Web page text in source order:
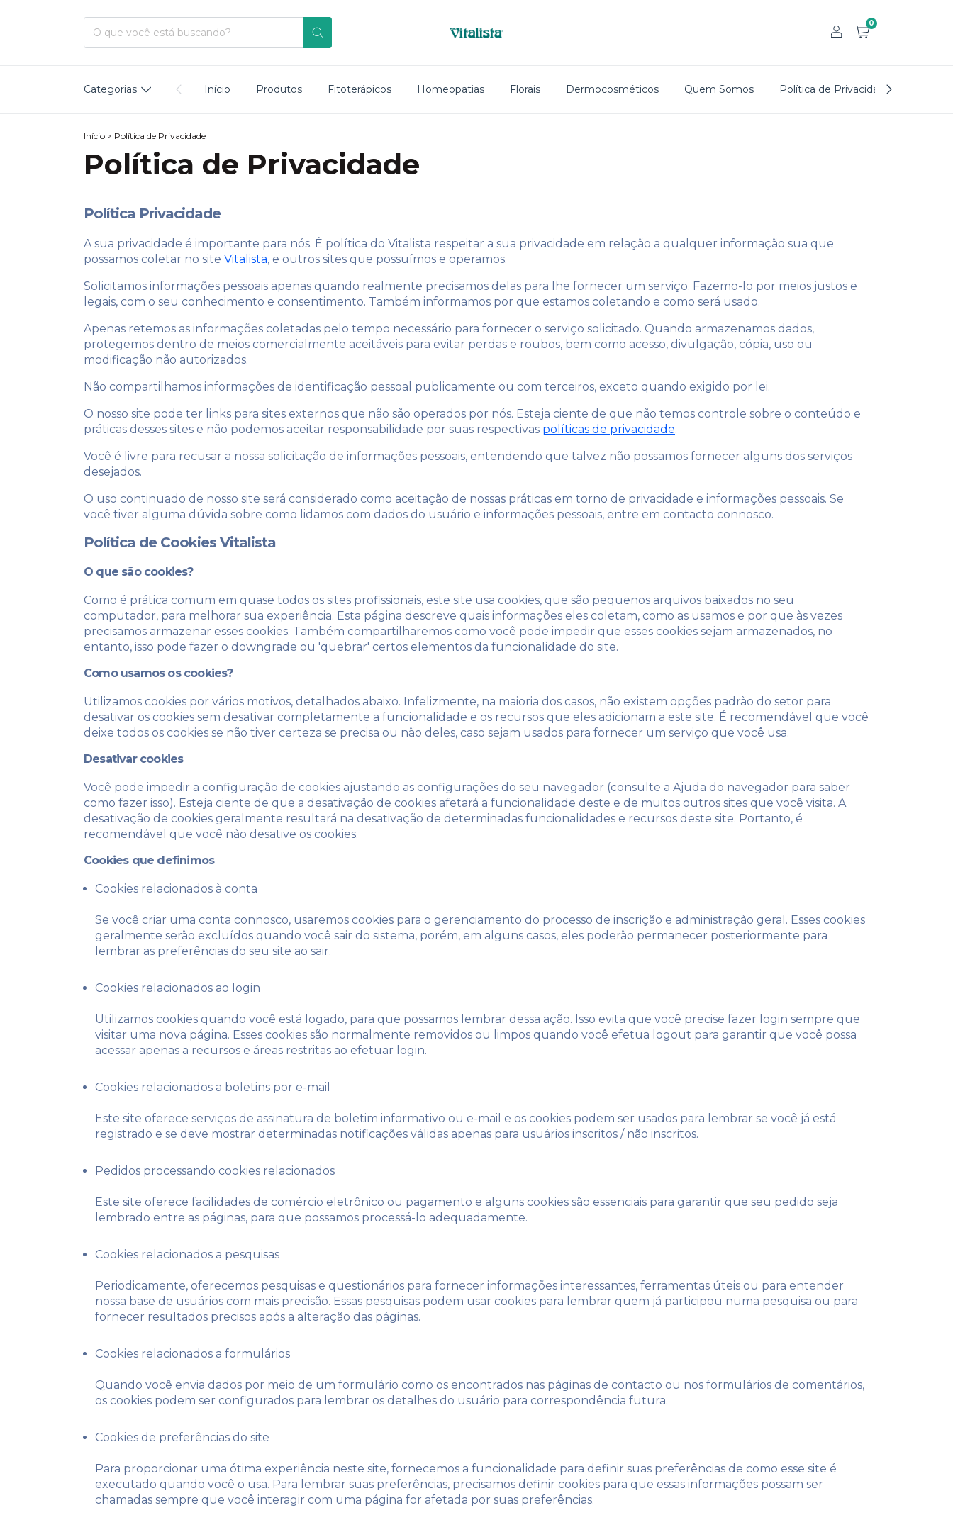
0
Categorias Início Produtos Fitoterápicos Homeopatias Florais Dermocosméticos Quem Somos Política de Privacidade
Início > Política de Privacidade
Política de Privacidade
Política Privacidade
A sua privacidade é importante para nós. É política do Vitalista respeitar a sua privacidade em relação a qualquer informação sua que
possamos coletar no site Vitalista, e outros sites que possuímos e operamos.
Solicitamos informações pessoais apenas quando realmente precisamos delas para lhe fornecer um serviço. Fazemo-lo por meios justos e
legais, com o seu conhecimento e consentimento. Também informamos por que estamos coletando e como será usado.
Apenas retemos as informações coletadas pelo tempo necessário para fornecer o serviço solicitado. Quando armazenamos dados,
protegemos dentro de meios comercialmente aceitáveis ​​para evitar perdas e roubos, bem como acesso, divulgação, cópia, uso ou
modificação não autorizados.
Não compartilhamos informações de identificação pessoal publicamente ou com terceiros, exceto quando exigido por lei.
O nosso site pode ter links para sites externos que não são operados por nós. Esteja ciente de que não temos controle sobre o conteúdo e
práticas desses sites e não podemos aceitar responsabilidade por suas respectivas políticas de privacidade.
Você é livre para recusar a nossa solicitação de informações pessoais, entendendo que talvez não possamos fornecer alguns dos serviços
desejados.
O uso continuado de nosso site será considerado como aceitação de nossas práticas em torno de privacidade e informações pessoais. Se
você tiver alguma dúvida sobre como lidamos com dados do usuário e informações pessoais, entre em contacto connosco.
Política de Cookies Vitalista
O que são cookies?
Como é prática comum em quase todos os sites profissionais, este site usa cookies, que são pequenos arquivos baixados no seu
computador, para melhorar sua experiência. Esta página descreve quais informações eles coletam, como as usamos e por que às vezes
precisamos armazenar esses cookies. Também compartilharemos como você pode impedir que esses cookies sejam armazenados, no
entanto, isso pode fazer o downgrade ou 'quebrar' certos elementos da funcionalidade do site.
Como usamos os cookies?
Utilizamos cookies por vários motivos, detalhados abaixo. Infelizmente, na maioria dos casos, não existem opções padrão do setor para
desativar os cookies sem desativar completamente a funcionalidade e os recursos que eles adicionam a este site. É recomendável que você
deixe todos os cookies se não tiver certeza se precisa ou não deles, caso sejam usados ​​para fornecer um serviço que você usa.
Desativar cookies
Você pode impedir a configuração de cookies ajustando as configurações do seu navegador (consulte a Ajuda do navegador para saber
como fazer isso). Esteja ciente de que a desativação de cookies afetará a funcionalidade deste e de muitos outros sites que você visita. A
desativação de cookies geralmente resultará na desativação de determinadas funcionalidades e recursos deste site. Portanto, é
recomendável que você não desative os cookies.
Cookies que definimos
Cookies relacionados à conta
Se você criar uma conta connosco, usaremos cookies para o gerenciamento do processo de inscrição e administração geral. Esses cookies
geralmente serão excluídos quando você sair do sistema, porém, em alguns casos, eles poderão permanecer posteriormente para
lembrar as preferências do seu site ao sair.
Cookies relacionados ao login
Utilizamos cookies quando você está logado, para que possamos lembrar dessa ação. Isso evita que você precise fazer login sempre que
visitar uma nova página. Esses cookies são normalmente removidos ou limpos quando você efetua logout para garantir que você possa
acessar apenas a recursos e áreas restritas ao efetuar login.
Cookies relacionados a boletins por e-mail
Este site oferece serviços de assinatura de boletim informativo ou e-mail e os cookies podem ser usados ​​para lembrar se você já está
registrado e se deve mostrar determinadas notificações válidas apenas para usuários inscritos / não inscritos.
Pedidos processando cookies relacionados
Este site oferece facilidades de comércio eletrônico ou pagamento e alguns cookies são essenciais para garantir que seu pedido seja
lembrado entre as páginas, para que possamos processá-lo adequadamente.
Cookies relacionados a pesquisas
Periodicamente, oferecemos pesquisas e questionários para fornecer informações interessantes, ferramentas úteis ou para entender
nossa base de usuários com mais precisão. Essas pesquisas podem usar cookies para lembrar quem já participou numa pesquisa ou para
fornecer resultados precisos após a alteração das páginas.
Cookies relacionados a formulários
Quando você envia dados por meio de um formulário como os encontrados nas páginas de contacto ou nos formulários de comentários,
os cookies podem ser configurados para lembrar os detalhes do usuário para correspondência futura.
Cookies de preferências do site
Para proporcionar uma ótima experiência neste site, fornecemos a funcionalidade para definir suas preferências de como esse site é
executado quando você o usa. Para lembrar suas preferências, precisamos definir cookies para que essas informações possam ser
chamadas sempre que você interagir com uma página for afetada por suas preferências.